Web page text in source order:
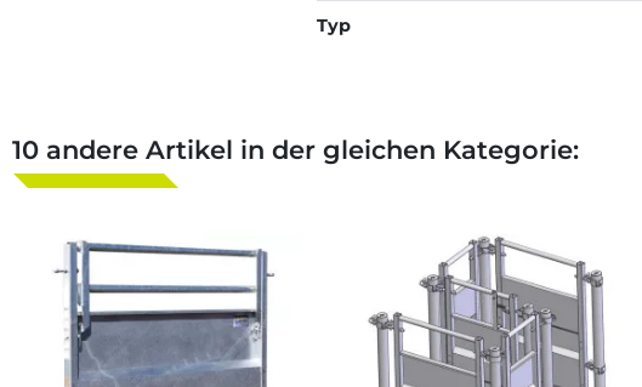
Typ
10 andere Artikel in der gleichen Kategorie: